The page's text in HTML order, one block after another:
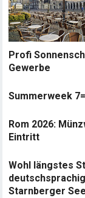
Profi
Gewerbe
Summerweek
Rom 2026:
Eintritt
Wohl längstes
Starnberger